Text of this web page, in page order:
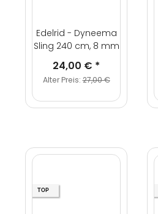
Edelrid - Dyneema
Sling 240 cm, 8 mm
24,00 € *
Alter Preis:27,00 €
TOP